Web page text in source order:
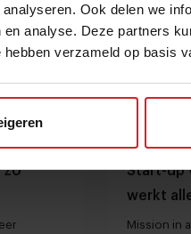
Ook delen we
en analyse. Deze partners
verzameld op basis
zo
Start-up
werkt
Mission in